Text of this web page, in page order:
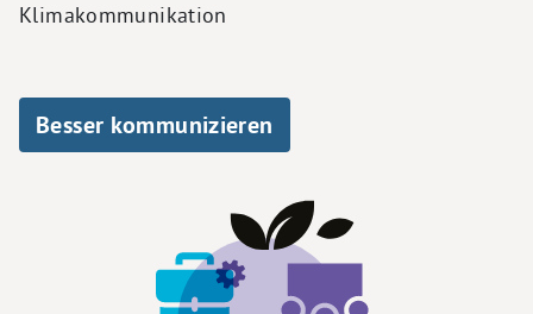
Klimakommunikation
Besser kommunizieren